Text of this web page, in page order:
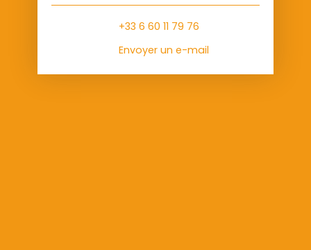
+33 6 60 11 79 76
Envoyer un e-mail